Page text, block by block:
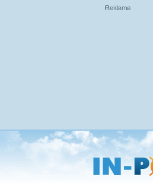
Přejít
na
hlavní
obsah